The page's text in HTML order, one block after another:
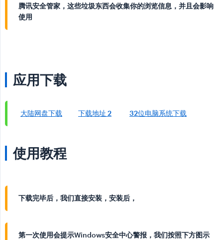
腾讯安全管家，这些垃圾东西会收集你的浏览信息，并且会影响
使用
应用下载
大陆网盘下载 下载地址 2 32位电脑系统下载
使用教程
下载完毕后，我们直接安装，安装后，
第一次使用会提示Windows安全中心警报，我们按照下方图示